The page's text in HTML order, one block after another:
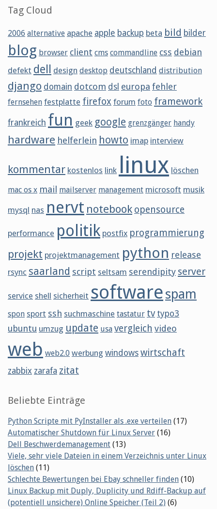
Tag Cloud
2006 alternative apache apple backup beta bild bilder
blog browser client cms commandline css debian
defekt dell design desktop deutschland distribution
django domain dotcom dsl europa fehler
fernsehen festplatte firefox forum foto framework
frankreich fun geek google grenzgänger handy
hardware helferlein howto imap interview
kommentar kostenlos link linux löschen
mac os x mail mailserver management microsoft musik
mysql nas nervt notebook opensource
performance politik postfix programmierung
projekt projektmanagement python release
rsync saarland script seltsam serendipity server
service shell sicherheit softwarespam
spon sport ssh suchmaschine tastatur tv typo3
ubuntu umzug update usa vergleich video
web web2.0 werbung windows wirtschaft
zabbix zarafa zitat
Beliebte Einträge
Python Scripte mit PyInstaller als .exe verteilen (17)
Automatischer Shutdown für Linux Server (16)
Dell Beschwerdemanagement (13)
Viele, sehr viele Dateien in einem Verzeichnis unter Linux
löschen (11)
Schlechte Bewertungen bei Ebay schneller finden (10)
Linux Backup mit Duply, Duplicity und Rdiff-Backup auf
(potentiell unsichere) Online Speicher (Teil 2) (6)